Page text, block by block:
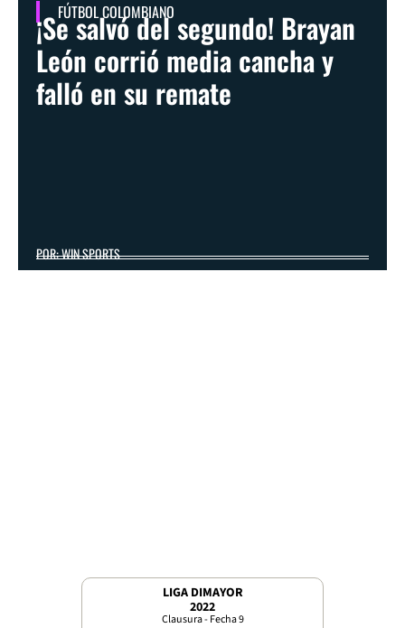
FÚTBOL COLOMBIANO
¡Se salvó del segundo! Brayan
León corrió media cancha y
falló en su remate
POR: WIN SPORTS
LIGA DIMAYOR
2022
Clausura - Fecha 9